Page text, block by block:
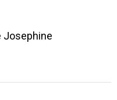
Josephine